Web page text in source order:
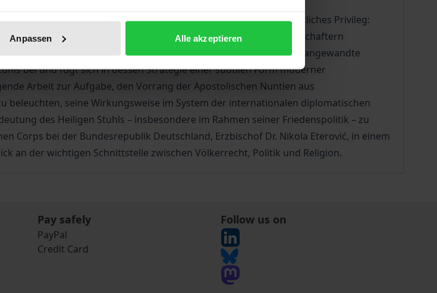
Anpassen Alle akzeptieren
die Apostolischen Nuntien ein außerordentliches völkerrechtliches Privileg:
frei, die Päpstlichen Gesandten gegenüber allen übrigen Botschaftern
Corps – zum sog. ­Doyen – zu ernennen. Diese häufig angewandte
bei und fügt sich in dessen Strategie einer subtilen Form moderner
Arbeit zur Aufgabe, den Vorrang der Apostolischen Nuntien aus
seine Wirkungsweise im System der internationalen diplomatischen
des Heiligen Stuhls – insbesondere im Rahmen seiner Friedenspolitik – zu
Corps bei der Bundesrepublik Deutschland, Erzbischof Dr. Nikola Eterović, in einem
an der wichtigen Schnittstelle zwischen Völkerrecht, Politik und Religion.
Pay safely
PayPal
Credit Card
Follow us on